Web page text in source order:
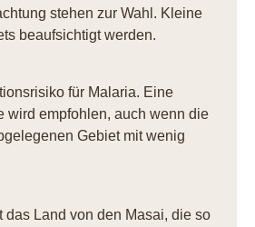
stehen zur Wahl. Kleine
beaufsichtigt werden.
für Malaria. Eine
wird empfohlen, auch wenn die
Gebiet mit wenig
das Land von den Masai, die so